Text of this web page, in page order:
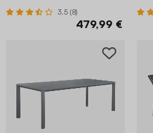
3.5 (8)
479,99 €